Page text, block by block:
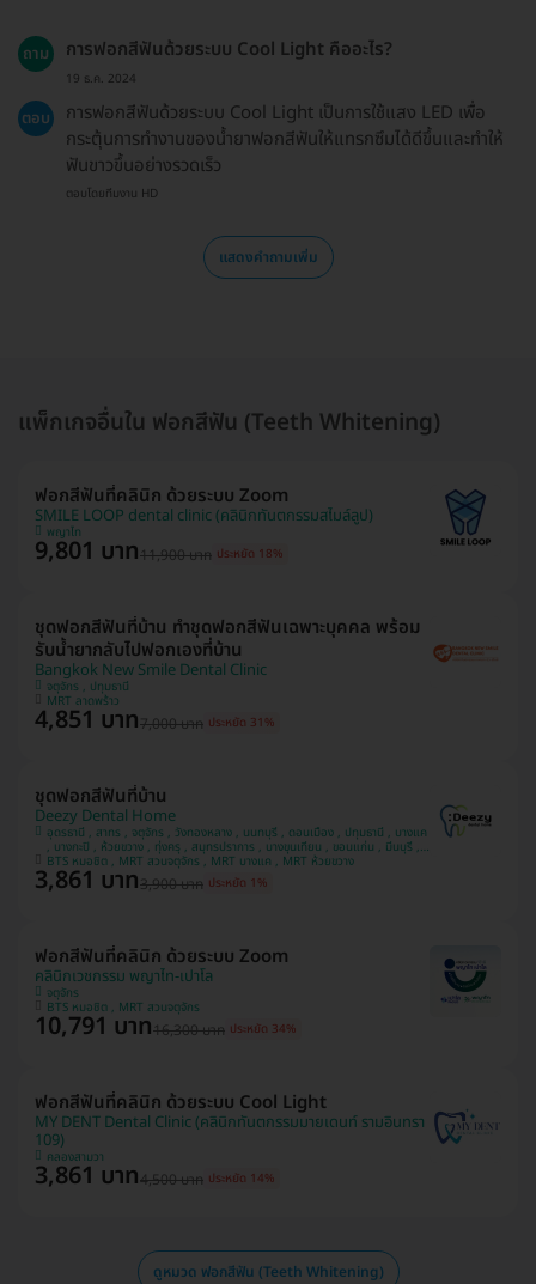
ถาม การฟอกสีฟันด้วยระบบ Cool Light คืออะไร?
19 ธ.ค. 2024
ตอบ
การฟอกสีฟันด้วยระบบ Cool Light เป็นการใช้แสง LED เพื่อ
กระตุ้นการทำงานของน้ำยาฟอกสีฟันให้แทรกซึมได้ดีขึ้นและทำให้
ฟันขาวขึ้นอย่างรวดเร็ว
ตอบโดยทีมงาน HD
แสดงคำถามเพิ่ม
แพ็กเกจอื่นใน ฟอกสีฟัน (Teeth Whitening)
ฟอกสีฟันที่คลินิก ด้วยระบบ Zoom
SMILE LOOP dental clinic (คลินิกทันตกรรมสไมล์ลูป)
พญาไท
9,801 บาท11,900 บาท ประหยัด 18%
ชุดฟอกสีฟันที่บ้าน ทำชุดฟอกสีฟันเฉพาะบุคคล พร้อม
รับน้ำยากลับไปฟอกเองที่บ้าน
Bangkok New Smile Dental Clinic
จตุจักร , ปทุมธานี
MRT ลาดพร้าว
4,851 บาท7,000 บาท ประหยัด 31%
ชุดฟอกสีฟันที่บ้าน
Deezy Dental Home
อุดรธานี , สาทร , จตุจักร , วังทองหลาง , นนทบุรี , ดอนเมือง , ปทุมธานี , บางแค
, บางกะปิ , ห้วยขวาง , ทุ่งครุ , สมุทรปราการ , บางขุนเทียน , ขอนแก่น , มีนบุรี ,
อุบลราชธานี , บางรัก BTS หมอชิต , MRT สวนจตุจักร , MRT บางแค , MRT ห้วยขวาง
3,861 บาท3,900 บาท ประหยัด 1%
ฟอกสีฟันที่คลินิก ด้วยระบบ Zoom
คลินิกเวชกรรม พญาไท-เปาโล
จตุจักร
BTS หมอชิต , MRT สวนจตุจักร
10,791 บาท16,300 บาท ประหยัด 34%
ฟอกสีฟันที่คลินิก ด้วยระบบ Cool Light
MY DENT Dental Clinic (คลินิกทันตกรรมมายเดนท์ รามอินทรา
109)
คลองสามวา
3,861 บาท4,500 บาท ประหยัด 14%
ดูหมวด ฟอกสีฟัน (Teeth Whitening)